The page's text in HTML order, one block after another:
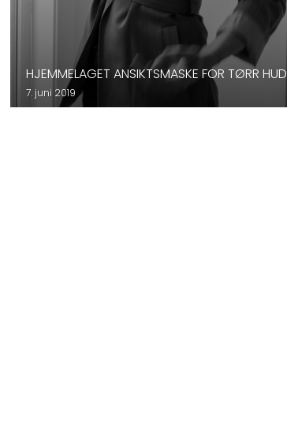
HJEMMELAGET ANSIKTSMASKE FOR TØRR HUD
7. juni 2019